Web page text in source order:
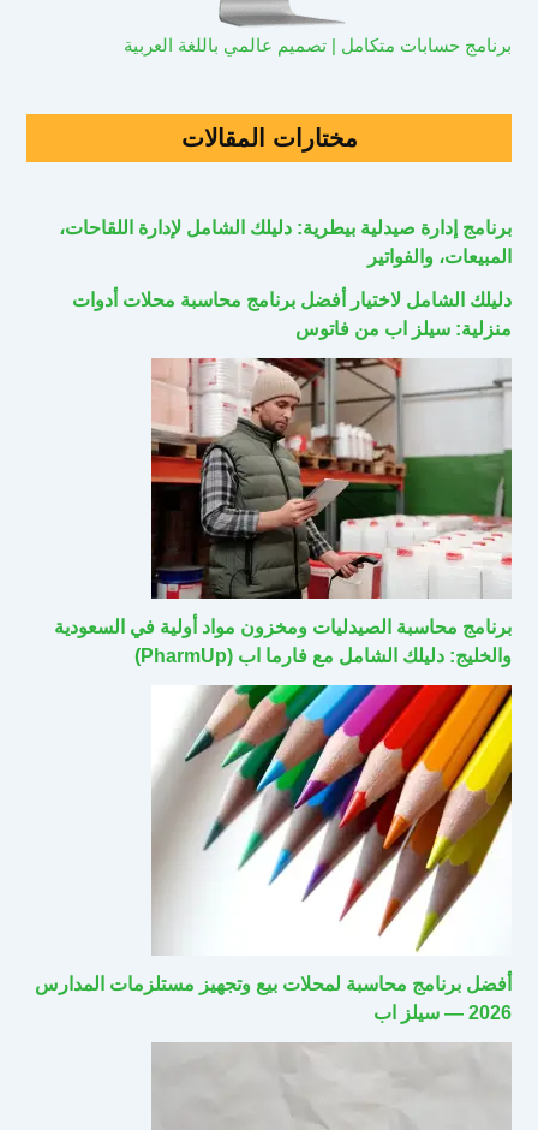
برنامج حسابات متكامل | تصميم عالمي باللغة العربية
مختارات المقالات
برنامج إدارة صيدلية بيطرية: دليلك الشامل لإدارة اللقاحات،
المبيعات، والفواتير
دليلك الشامل لاختيار أفضل برنامج محاسبة محلات أدوات
منزلية: سيلز اب من فاتوس
برنامج محاسبة الصيدليات ومخزون مواد أولية في السعودية
والخليج: دليلك الشامل مع فارما اب (PharmUp)
أفضل برنامج محاسبة لمحلات بيع وتجهيز مستلزمات المدارس
2026 — سيلز اب